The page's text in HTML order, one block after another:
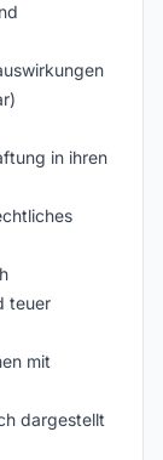
in ihren
teuer
mit
dargestellt